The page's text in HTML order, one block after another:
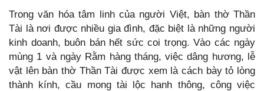
Trong văn hóa tâm linh của người Việt, bàn thờ Thần
Tài là nơi được nhiều gia đình, đặc biệt là những người
kinh doanh, buôn bán hết sức coi trọng. Vào các ngày
mùng 1 và ngày Rằm hàng tháng, việc dâng hương, lễ
vật lên bàn thờ Thần Tài được xem là cách bày tỏ lòng
thành kính, cầu mong tài lộc hanh thông, công việc